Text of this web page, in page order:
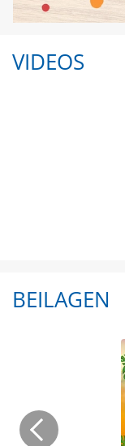
VIDEOS
BEILAGEN